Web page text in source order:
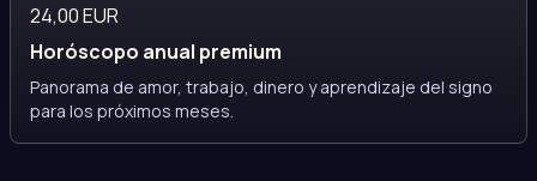
24,00 EUR
Horóscopo anual premium
Panorama de amor, trabajo, dinero y aprendizaje del signo
para los próximos meses.